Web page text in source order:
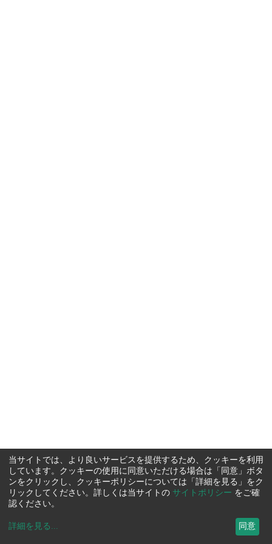
当サイトでは、より良いサービスを提供するため、クッキーを利用
しています。クッキーの使用に同意いただける場合は「同意」ボタ
ンをクリックし、クッキーポリシーについては「詳細を見る」をク
リックしてください。詳しくは当サイトの サイトポリシー をご確
認ください。
詳細を見る ... 同意